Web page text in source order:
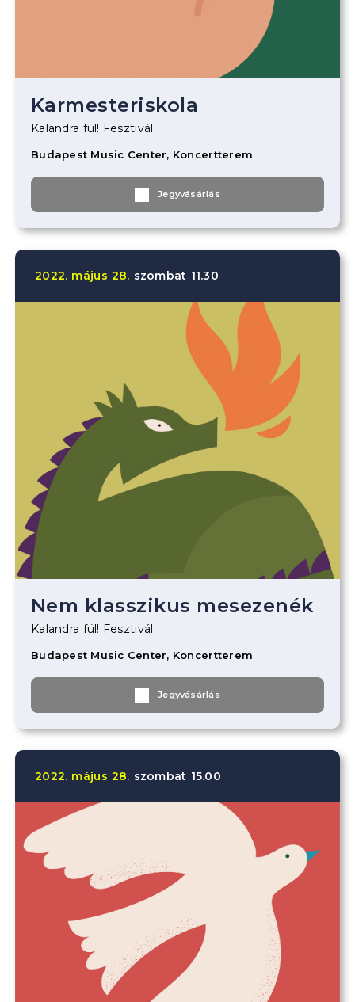
Karmesteriskola
Kalandra fül! Fesztivál
Budapest Music Center, Koncertterem
Jegyvásárlás
2022. május 28. szombat 11.30
Nem klasszikus mesezenék
Kalandra fül! Fesztivál
Budapest Music Center, Koncertterem
Jegyvásárlás
2022. május 28. szombat 15.00